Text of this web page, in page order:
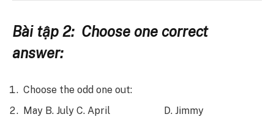
Bài tập 2: Choose one correct
answer:
Choose the odd one out:
May B. July C. April D. Jimmy